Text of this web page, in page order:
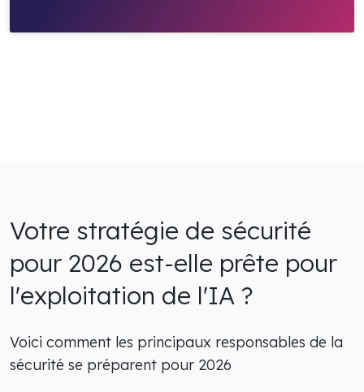
Votre stratégie de sécurité
pour 2026 est-elle prête pour
l'exploitation de l'IA ?
Voici comment les principaux responsables de la
sécurité se préparent pour 2026